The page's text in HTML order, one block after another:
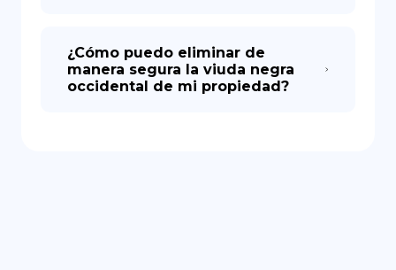
¿Cómo puedo eliminar de
manera segura la viuda negra
occidental de mi propiedad?